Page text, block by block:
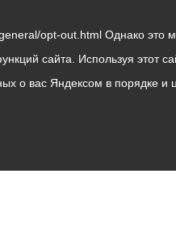
opt-out.html Однако это
сайта. Используя этот
о вас Яндексом в порядке и